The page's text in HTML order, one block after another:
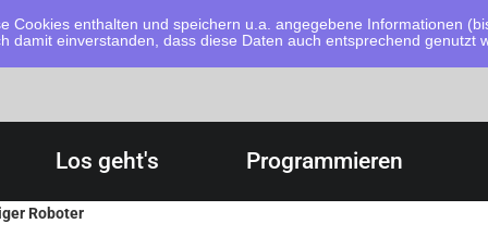
Cookies enthalten und speichern u.a. angegebene Informationen
damit einverstanden, dass diese Daten auch entsprechend genutzt
Los geht's Programmieren
Roboter